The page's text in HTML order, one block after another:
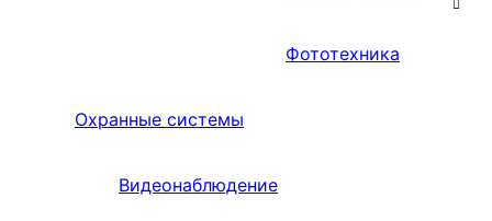
Фототехника
Охранные системы
Видеонаблюдение